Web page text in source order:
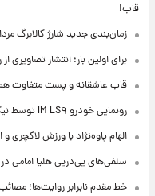
قاب!
زمان‌بندی جدید شارژ کالابرگ مرداد ۱۴۰۵
برای اولین بار؛ انتشار تصاویری
قاب عاشقانه و پست متفاوت
رونمایی خودرو IM LS۹ توسط نیکا موتور ، لوکس ترین شاسی بلند EREV در ایران
الهام پاوه‌نژاد با ورزش
سلفی‌های پی‌درپی هلیا امامی
خط مقدم نابرابر روایت‌ها؛